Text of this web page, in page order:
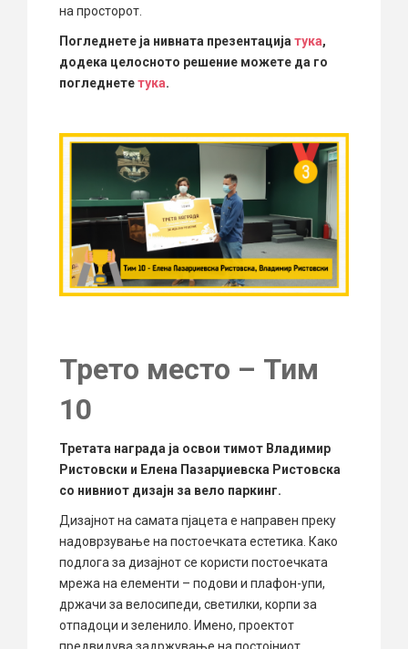
на просторот.
Погледнете ја нивната презентацијатука,
додека целосното решение можете да го
погледнететука.
Трето место – Тим
10
Третата награда ја освои тимот Владимир
Ристовски и Елена Пазарџиевска Ристовска
со нивниот дизајн за вело паркинг.
Дизајнот на самата пјацета е направен преку
надоврзување на постоечката естетика. Како
подлога за дизајнот се користи постоечката
мрежа на елементи – подови и плафон-упи,
држачи за велосипеди, светилки, корпи за
отпадоци и зеленило. Имено, проектот